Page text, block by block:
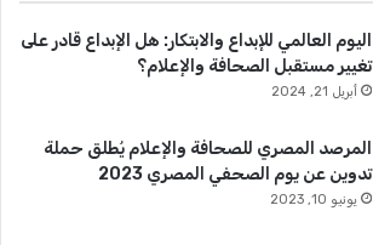
اليوم العالمي للإبداع والابتكار: هل الإبداع قادر على
تغيير مستقبل الصحافة والإعلام؟
أبريل 21, 2024
المرصد المصري للصحافة والإعلام يُطلق حملة
تدوين عن يوم الصحفي المصري 2023
يونيو 10, 2023